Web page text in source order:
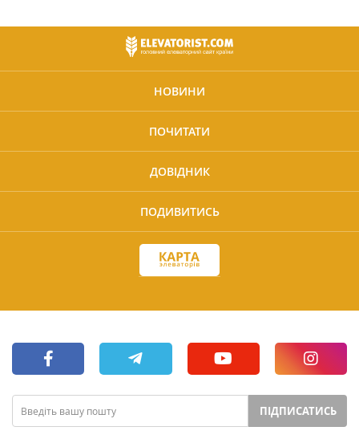
НОВИНИ
ПОЧИТАТИ
ДОВІДНИК
ПОДИВИТИСЬ
ПІДПИСАТИСЬ